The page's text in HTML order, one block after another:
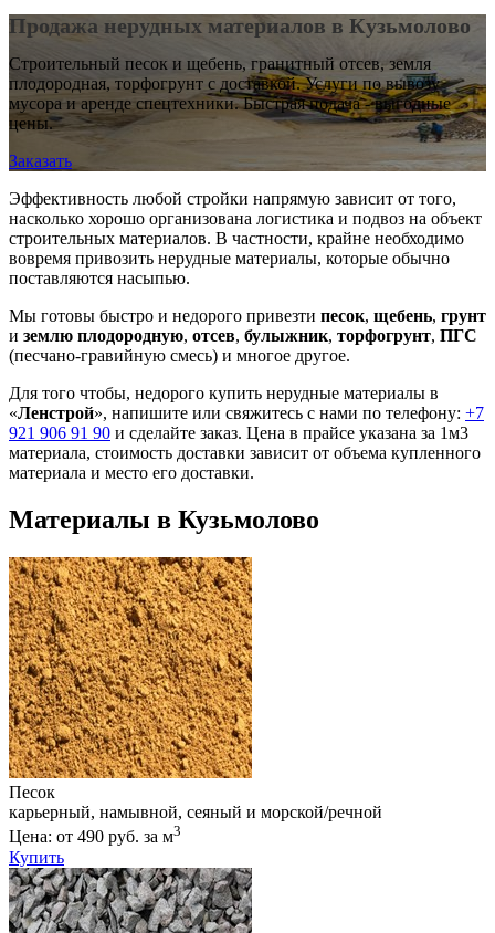
Продажа нерудных материалов в Кузьмолово
Строительный песок и щебень, гранитный отсев, земля
плодородная, торфогрунт с доставкой. Услуги по вывозу
мусора и аренде спецтехники. Быстрая подача - выгодные
цены.
Заказать
Эффективность любой стройки напрямую зависит от того,
насколько хорошо организована логистика и подвоз на объект
строительных материалов. В частности, крайне необходимо
вовремя привозить нерудные материалы, которые обычно
поставляются насыпью.
Мы готовы быстро и недорого привезти песок, щебень, грунт
и землю плодородную, отсев, булыжник, торфогрунт, ПГС
(песчано-гравийную смесь) и многое другое.
Для того чтобы, недорого купить нерудные материалы в
«Ленстрой», напишите или свяжитесь с нами по телефону: +7
921 906 91 90 и сделайте заказ. Цена в прайсе указана за 1м3
материала, стоимость доставки зависит от объема купленного
материала и место его доставки.
Материалы в Кузьмолово
Песок
карьерный, намывной, сеяный и морской/речной
Цена: от 490 руб. за м3
Купить